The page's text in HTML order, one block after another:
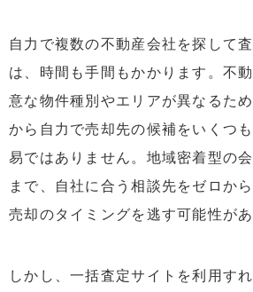
自力で複数の不動産会社を探して
は、時間も手間もかかります。不
意な物件種別やエリアが異なるた
から自力で売却先の候補をいくつ
易ではありません。地域密着型の
まで、自社に合う相談先をゼロか
売却のタイミングを逃す可能性があ
しかし、一括査定サイトを利用す